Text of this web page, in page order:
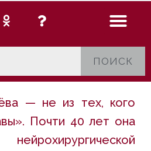
ПОИСК
— не из тех, кого
Почти 40 лет она